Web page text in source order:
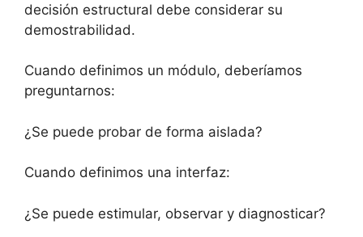
decisión estructural debe considerar su
demostrabilidad.
Cuando definimos un módulo, deberíamos
preguntarnos:
¿Se puede probar de forma aislada?
Cuando definimos una interfaz:
¿Se puede estimular, observar y diagnosticar?